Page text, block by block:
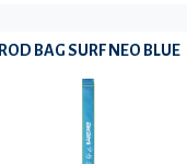
ROD BAG SURF NEO BLUE